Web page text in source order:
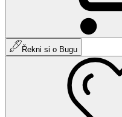
Řekni si o Bugu